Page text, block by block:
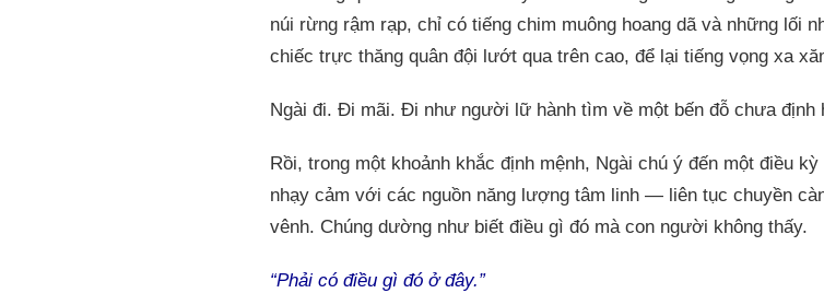
núi rừng rậm rạp, chỉ có tiếng chim muông hoang dã và những lối
chiếc trực thăng quân đội lướt qua trên cao, để lại tiếng vọng xa
Ngài đi. Đi mãi. Đi như người lữ hành tìm về một bến đỗ chưa định
Rồi, trong một khoảnh khắc định mệnh, Ngài chú ý đến một điều
nhạy cảm với các nguồn năng lượng tâm linh — liên tục chuyền
vênh. Chúng dường như biết điều gì đó mà con người không thấy.
“Phải có điều gì đó ở đây.”